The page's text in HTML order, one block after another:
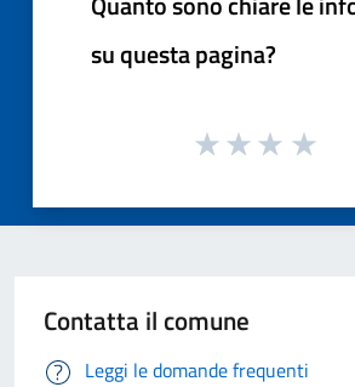
su questa pagina?
Contatta il comune
Leggi le domande frequenti